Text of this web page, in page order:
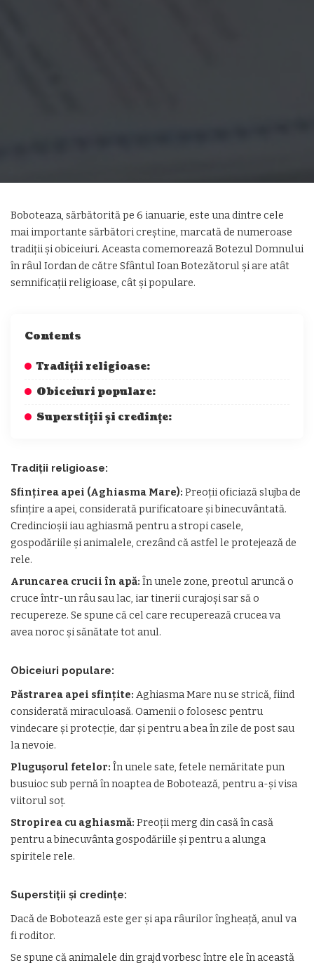
Boboteaza, sărbătorită pe 6 ianuarie, este una dintre cele
mai importante sărbători creștine, marcată de numeroase
tradiții și obiceiuri. Aceasta comemorează Botezul Domnului
în râul Iordan de către Sfântul Ioan Botezătorul și are atât
semnificații religioase, cât și populare.
Contents
Tradiții religioase:
Obiceiuri populare:
Superstiții și credințe:
Tradiții religioase:
Sfințirea apei (Aghiasma Mare): Preoții oficiază slujba de
sfințire a apei, considerată purificatoare și binecuvântată.
Credincioșii iau aghiasmă pentru a stropi casele,
gospodăriile și animalele, crezând că astfel le protejează de
rele.
Aruncarea crucii în apă: În unele zone, preotul aruncă o
cruce într-un râu sau lac, iar tinerii curajoși sar să o
recupereze. Se spune că cel care recuperează crucea va
avea noroc și sănătate tot anul.
Obiceiuri populare:
Păstrarea apei sfințite: Aghiasma Mare nu se strică, fiind
considerată miraculoasă. Oamenii o folosesc pentru
vindecare și protecție, dar și pentru a bea în zile de post sau
la nevoie.
Plugușorul fetelor: În unele sate, fetele nemăritate pun
busuioc sub pernă în noaptea de Bobotează, pentru a-și visa
viitorul soț.
Stropirea cu aghiasmă: Preoții merg din casă în casă
pentru a binecuvânta gospodăriile și pentru a alunga
spiritele rele.
Superstiții și credințe:
Dacă de Bobotează este ger și apa râurilor îngheață, anul va
fi roditor.
Se spune că animalele din grajd vorbesc între ele în această